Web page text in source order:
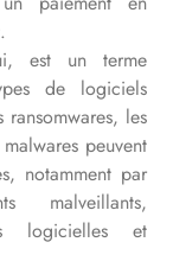
est un terme
de logiciels
les
peuvent
notamment par
malveillants,
logicielles et